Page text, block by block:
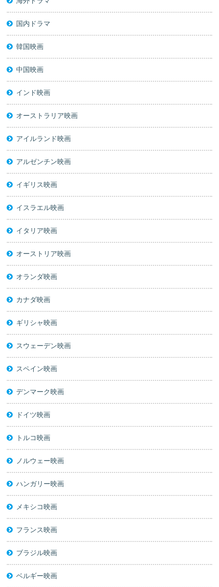
国内ドラマ
韓国映画
中国映画
インド映画
オーストラリア映画
アイルランド映画
アルゼンチン映画
イギリス映画
イスラエル映画
イタリア映画
オーストリア映画
オランダ映画
カナダ映画
ギリシャ映画
スウェーデン映画
スペイン映画
デンマーク映画
ドイツ映画
トルコ映画
ノルウェー映画
ハンガリー映画
メキシコ映画
フランス映画
ブラジル映画
ベルギー映画